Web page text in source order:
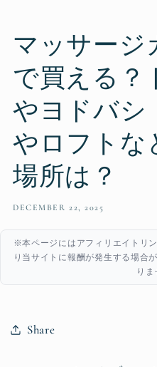
マッサージ
で買える？
やヨドバシ
やロフトな
場所は？
DECEMBER 22, 2025
※本ページにはアフィリエイトリ
り当サイトに報酬が発生する場合
りま
Share